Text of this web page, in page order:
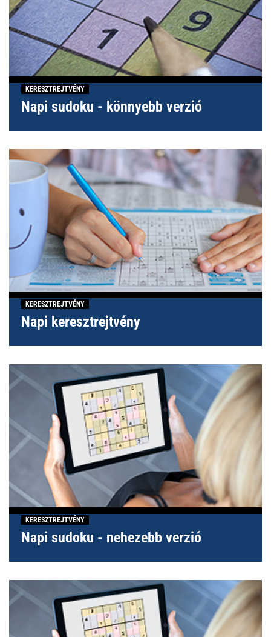
KERESZTREJTVÉNY
Napi sudoku - könnyebb verzió
KERESZTREJTVÉNY
Napi keresztrejtvény
KERESZTREJTVÉNY
Napi sudoku - nehezebb verzió